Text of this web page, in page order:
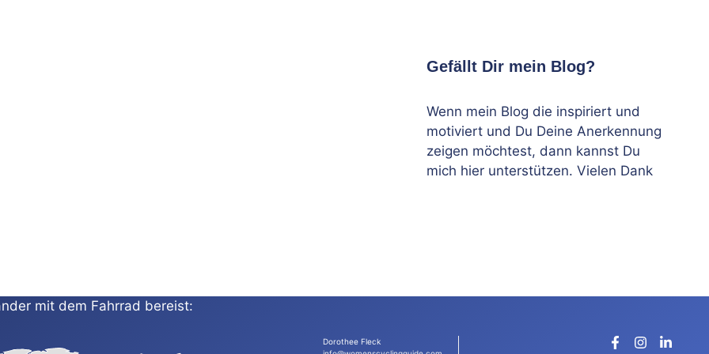
Gefällt Dir mein Blog?
Wenn mein Blog die inspiriert und
motiviert und Du Deine Anerkennung
zeigen möchtest, dann kannst Du
mich hier unterstützen. Vielen Dank
mit dem Fahrrad bereist:
Dorothee Fleck